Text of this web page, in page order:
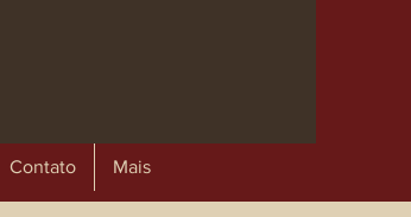
Contato Mais